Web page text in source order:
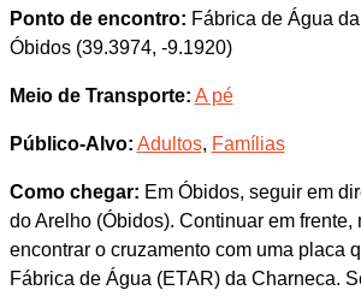
Ponto de encontro: Fábrica de Água
Óbidos (39.3974, -9.1920)
Meio de Transporte: A pé
Público-Alvo: Adultos, Famílias
Como chegar: Em Óbidos, seguir em
do Arelho (Óbidos). Continuar em frente,
encontrar o cruzamento com uma placa
Fábrica de Água (ETAR) da Charneca.